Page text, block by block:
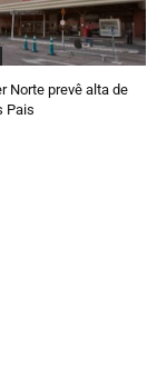
Norte prevê alta de
Pais